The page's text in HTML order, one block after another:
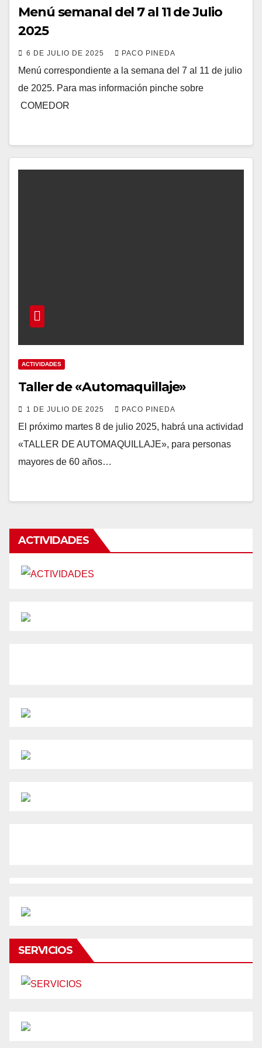
Menú semanal del 7 al 11 de Julio
2025
6 DE JULIO DE 2025 PACO PINEDA
Menú correspondiente a la semana del 7 al 11 de julio
de 2025. Para mas información pinche sobre
COMEDOR
ACTIVIDADES
Taller de «Automaquillaje»
1 DE JULIO DE 2025 PACO PINEDA
El próximo martes 8 de julio 2025, habrá una actividad
«TALLER DE AUTOMAQUILLAJE», para personas
mayores de 60 años…
ACTIVIDADES
SERVICIOS